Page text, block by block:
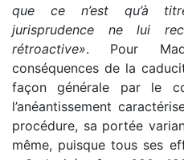
que ce n’est qu’à
jurisprudence ne lui
rétroactive». Pour
conséquences de la
façon générale par le
l’anéantissement
procédure, sa portée
même, puisque tous ses